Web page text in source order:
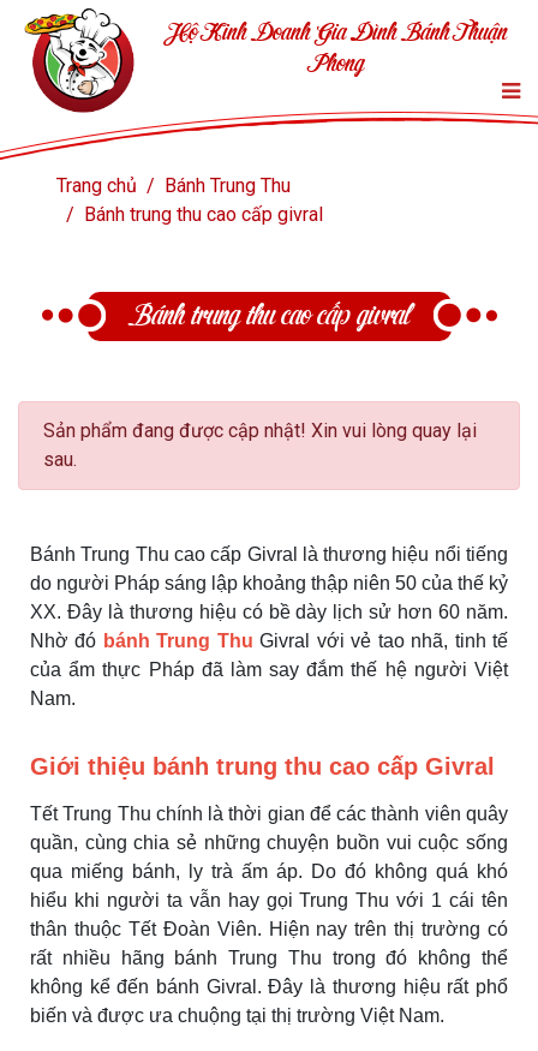
Hộ Kinh Doanh Gia Đình Bánh Thuận
Phong
Trang chủ
Bánh Trung Thu
Bánh trung thu cao cấp givral
Bánh trung thu cao cấp givral
Sản phẩm đang được cập nhật! Xin vui lòng quay lại
sau.
Bánh Trung Thu cao cấp Givral là thương hiệu nổi tiếng
do người Pháp sáng lập khoảng thập niên 50 của thế kỷ
XX. Đây là thương hiệu có bề dày lịch sử hơn 60 năm.
Nhờ đó bánh Trung Thu Givral với vẻ tao nhã, tinh tế
của ẩm thực Pháp đã làm say đắm thế hệ người Việt
Nam.
Giới thiệu bánh trung thu cao cấp Givral
Tết Trung Thu chính là thời gian để các thành viên quây
quần, cùng chia sẻ những chuyện buồn vui cuộc sống
qua miếng bánh, ly trà ấm áp. Do đó không quá khó
hiểu khi người ta vẫn hay gọi Trung Thu với 1 cái tên
thân thuộc Tết Đoàn Viên. Hiện nay trên thị trường có
rất nhiều hãng bánh Trung Thu trong đó không thể
không kể đến bánh Givral. Đây là thương hiệu rất phổ
biến và được ưa chuộng tại thị trường Việt Nam.